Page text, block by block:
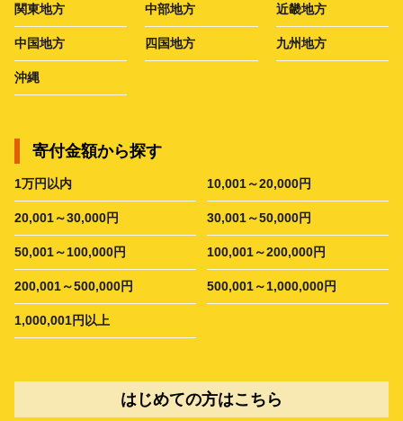
関東地方 中部地方 近畿地方
中国地方 四国地方 九州地方
沖縄
寄付金額から探す
1万円以内 10,001～20,000円
20,001～30,000円 30,001～50,000円
50,001～100,000円 100,001～200,000円
200,001～500,000円 500,001～1,000,000円
1,000,001円以上
はじめての方はこちら